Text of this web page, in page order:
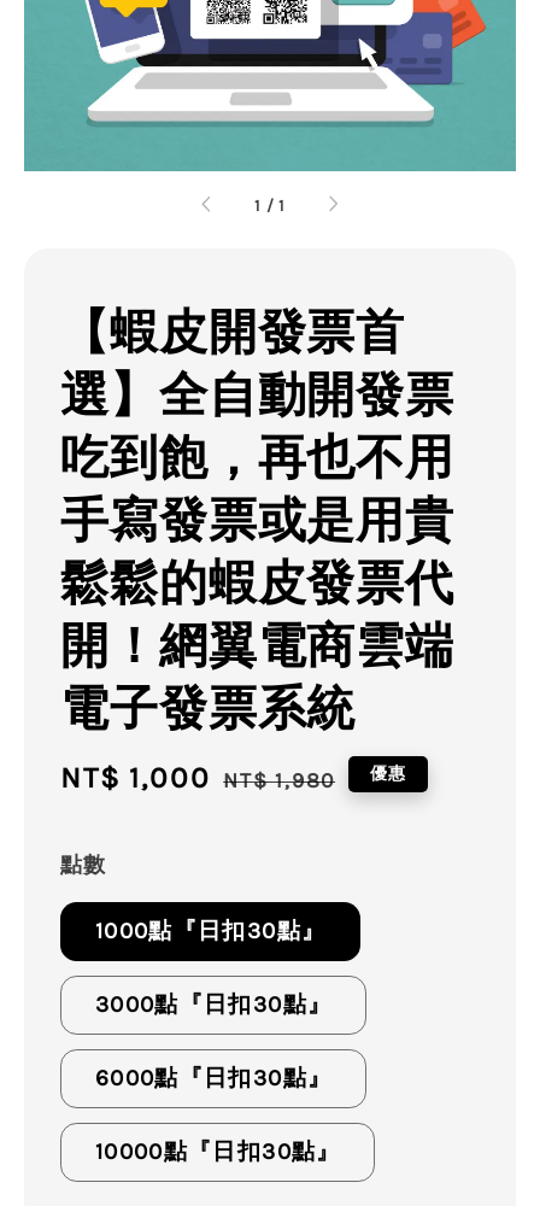
1 /1
【蝦皮開發票首
選】全自動開發票
吃到飽，再也不用
手寫發票或是用貴
鬆鬆的蝦皮發票代
開！網翼電商雲端
電子發票系統
Sale
NT$ 1,000 Regular
NT$ 1,980 優惠
點數
1000點『日扣30點』
3000點『日扣30點』
6000點『日扣30點』
10000點『日扣30點』